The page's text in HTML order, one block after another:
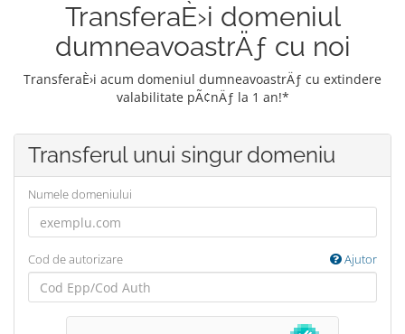
TransferaÈ›i domeniul
dumneavoastrÄƒ cu noi
TransferaÈ›i acum domeniul dumneavoastrÄƒ cu extindere
valabilitate pÃ¢nÄƒ la 1 an!*
Transferul unui singur domeniu
Numele domeniului
Cod de autorizare Ajutor